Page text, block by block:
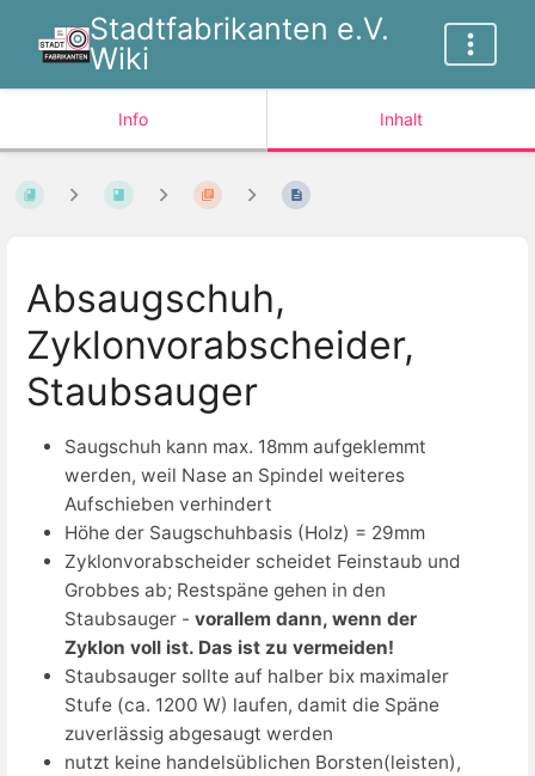
Stadtfabrikanten e.V.
Wiki
Info Inhalt
Absaugschuh,
Zyklonvorabscheider,
Staubsauger
Saugschuh kann max. 18mm aufgeklemmt
werden, weil Nase an Spindel weiteres
Aufschieben verhindert
Höhe der Saugschuhbasis (Holz) = 29mm
Zyklonvorabscheider scheidet Feinstaub und
Grobbes ab; Restspäne gehen in den
Staubsauger - vorallem dann, wenn der
Zyklon voll ist. Das ist zu vermeiden!
Staubsauger sollte auf halber bix maximaler
Stufe (ca. 1200 W) laufen, damit die Späne
zuverlässig abgesaugt werden
nutzt keine handelsüblichen Borsten(leisten),